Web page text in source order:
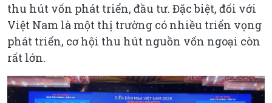
thu hút vốn phát triển, đầu tư. Đặc biệt, đối với
Việt Nam là một thị trường có nhiều triển vọng
phát triển, cơ hội thu hút nguồn vốn ngoại còn
rất lớn.